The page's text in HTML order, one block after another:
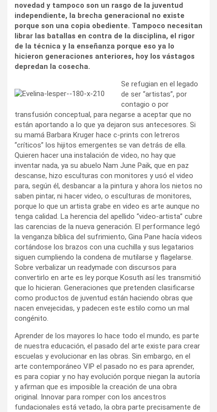
novedad y tampoco son un rasgo de la juventud
independiente, la brecha generacional no existe
porque son una copia obediente. Tampoco necesitan
librar las batallas en contra de la disciplina, el rigor
de la técnica y la enseñanza porque eso ya lo
hicieron generaciones anteriores, hoy los vástagos
depredan la cosecha.
Se refugian en el legado
de ser “artistas”, por
contagio o por
transfusión conceptual, para negarse a aceptar que no
están aportando a lo que ya dejaron sus antecesores. Si
su mamá Barbara Kruger hace c-prints con letreros
“críticos” los hijitos emergentes se van detrás de ella.
Quieren hacer una instalación de video, no hay que
inventar nada, ya su abuelo Nam June Paik, que en paz
descanse, hizo esculturas con monitores y usó el video
para, según él, desbancar a la pintura y ahora los nietos no
saben pintar, ni hacer video, o esculturas de monitores,
porque lo que un artista grabe en video es arte aunque no
tenga calidad. La herencia del apellido “video-artista” cubre
las carencias de la nueva generación. El performance legó
la venganza bíblica del sufrimiento, Gina Pane hacía videos
cortándose los brazos con una cuchilla y sus legatarios
siguen cumpliendo la condena de mutilarse y flagelarse.
Sobre verbalizar un readymade con discursos para
convertirlo en arte es ley porque Kosuth así les transmitió
que lo hicieran. Generaciones que pretenden clasificarse
como productos de juventud están haciendo obras que
nacen envejecidas, y padecen este estilo como un mal
congénito.
Aprender de los mayores lo hace todo el mundo, es parte
de nuestra educación, el pasado del arte existe para crear
escuelas y evolucionar en las obras. Sin embargo, en el
arte contemporáneo VIP el pasado no es para aprender,
es para copiar y no hay evolución porque niegan la autoría
y afirman que es imposible la creación de una obra
original. Innovar para romper con los ancestros
fundacionales está vetado, la obra parte precisamente de